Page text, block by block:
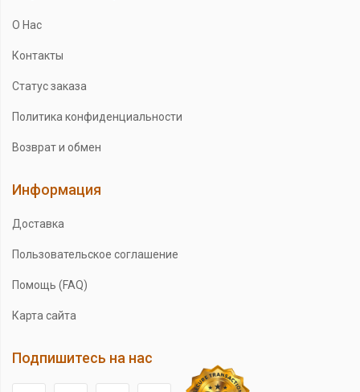
О Нас
Контакты
Статус заказа
Политика конфиденциальности
Возврат и обмен
Информация
Доставка
Пользовательское соглашение
Помощь (FAQ)
Карта сайта
Подпишитесь на нас